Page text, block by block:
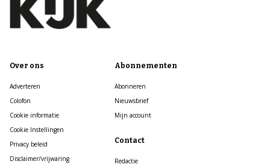
Over ons
Adverteren
Colofon
Cookie informatie
Cookie Instellingen
Privacy beleid
Disclaimer/vrijwaring
Abonnementen
Abonneren
Nieuwsbrief
Mijn account
Contact
Redactie